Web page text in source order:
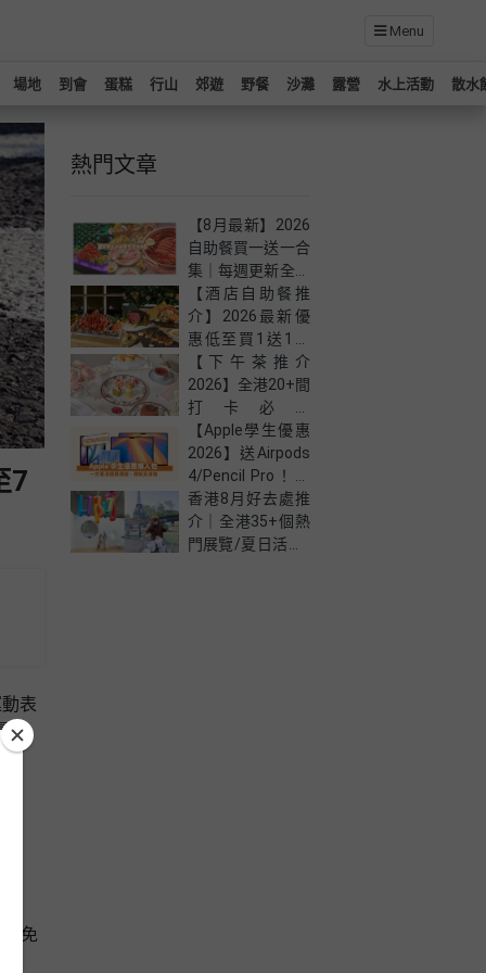
Menu
場地 到會 蛋糕 行山 郊遊 野餐 沙灘 露營 水上活動 散水
7
表
找
免
熱門文章
【8月最新】2026
自助餐買一送一合
集｜每週更新全港
自助餐快閃優惠！
【酒店自助餐推
介】2026最新優
惠低至買1送1！
嚴選全港27大必
食高質自助餐
【下午茶推介
2026】全港20+間
打卡必試
Afternoon Tea｜
低至半價！(持續
更新）
【Apple學生優惠
2026】送Airpods
4/Pencil Pro！最
新學生優惠價錢、
限制及資格懶人包
香港8月好去處推
介｜全港35+個熱
門展覽/夏日活動/